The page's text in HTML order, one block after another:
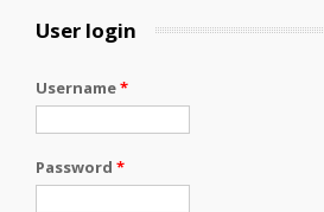
User login
Username*
Password *